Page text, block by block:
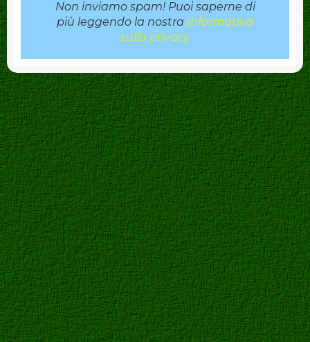
Non inviamo spam! Puoi saperne di
più leggendo la nostra Informativa
sulla privacy